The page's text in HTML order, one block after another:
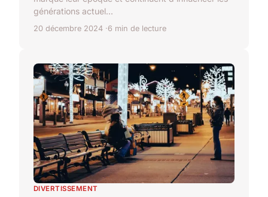
générations actuel...
20 décembre 2024 6 min de lecture
DIVERTISSEMENT